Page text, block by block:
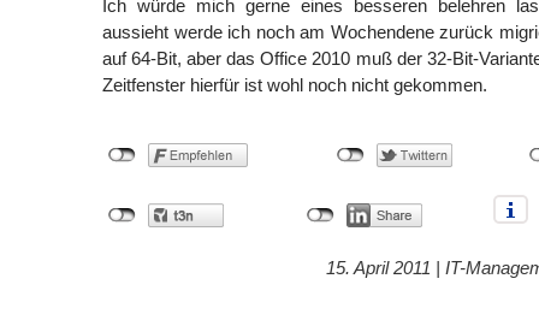
Ich würde mich gerne eines besseren belehren
aussieht werde ich noch am Wochendene zurück
auf 64-Bit, aber das Office 2010 muß der 32-Bit-
Zeitfenster hierfür ist wohl noch nicht gekommen.
15. April 2011 | IT-